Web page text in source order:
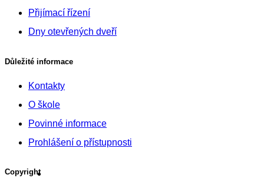
Přijímací řízení
Dny otevřených dveří
Důležité informace
Kontakty
O škole
Povinné informace
Prohlášení o přístupnosti
Copyright